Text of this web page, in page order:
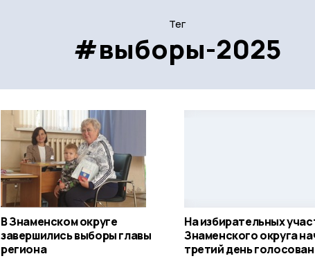
Тег
#выборы-2025
В Знаменском округе
завершились выборы главы
региона
На избирательных
Знаменского округа
третий день